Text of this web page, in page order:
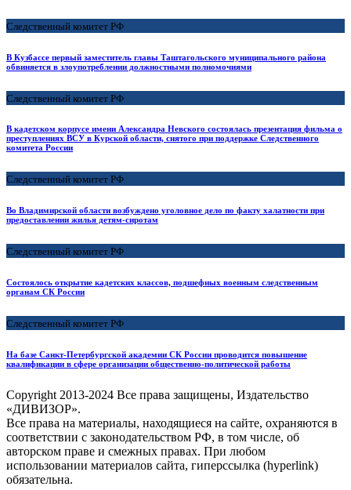
Следственный комитет РФ
В Кузбассе первый заместитель главы Таштагольского муниципального района
обвиняется в злоупотреблении должностными полномочиями
Следственный комитет РФ
В кадетском корпусе имени Александра Невского состоялась презентация фильма о
преступлениях ВСУ в Курской области, снятого при поддержке Следственного
комитета России
Следственный комитет РФ
Во Владимирской области возбуждено уголовное дело по факту халатности при
предоставлении жилья детям-сиротам
Следственный комитет РФ
Состоялось открытие кадетских классов, подшефных военным следственным
органам СК России
Следственный комитет РФ
На базе Санкт-Петербургской академии СК России проводится повышение
квалификации в сфере организации общественно-политической работы
Copyright 2013-2024 Все права защищены, Издательство
«ДИВИЗОР».
Все права на материалы, находящиеся на сайте, охраняются в
соответствии с законодательством РФ, в том числе, об
авторском праве и смежных правах. При любом
использовании материалов сайта, гиперссылка (hyperlink)
обязательна.